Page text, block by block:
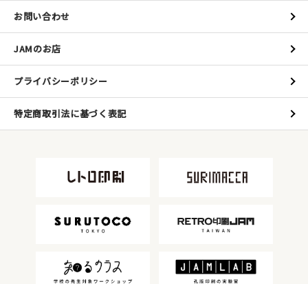
お問い合わせ
JAMのお店
プライバシーポリシー
特定商取引法に基づく表記